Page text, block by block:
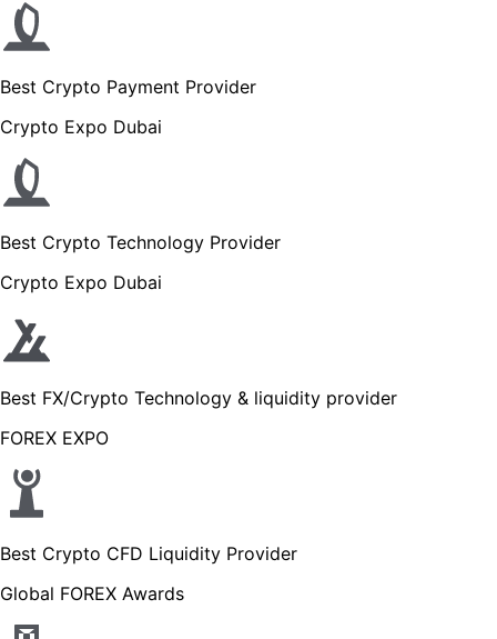
Best Crypto Payment Provider
Crypto Expo Dubai
Best Crypto Technology Provider
Crypto Expo Dubai
Best FX/Crypto Technology & liquidity provider
FOREX EXPO
Best Crypto CFD Liquidity Provider
Global FOREX Awards